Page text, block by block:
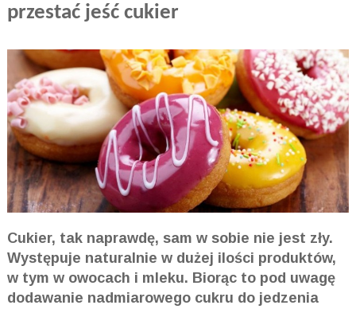
przestać jeść cukier
Cukier, tak naprawdę, sam w sobie nie jest zły.
Występuje naturalnie w dużej ilości produktów,
w tym w owocach i mleku. Biorąc to pod uwagę
dodawanie nadmiarowego cukru do jedzenia
F FILMY
G GALERIA
REGULAMIN
KONTAKT